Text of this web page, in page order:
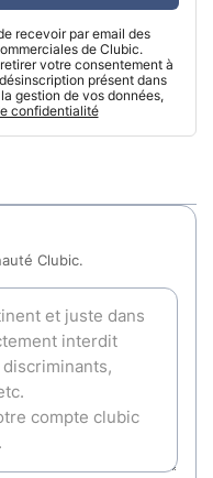
recevoir par email des
de Clubic.
votre consentement à
présent dans
gestion de vos données,
confidentialité
Clubic.